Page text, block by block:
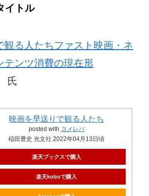
イトル
観る人たちファスト映画・ネ
ンツ消費の現在形
氏
映画を早送りで観る人たち
posted with ヨメレバ
稲田豊史 光文社 2022年04月13日頃
楽天ブックスで購入
楽天koboで購入